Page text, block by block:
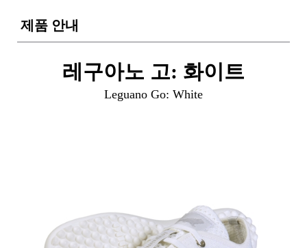
제품 안내
레구아노 고: 화이트
Leguano Go: White